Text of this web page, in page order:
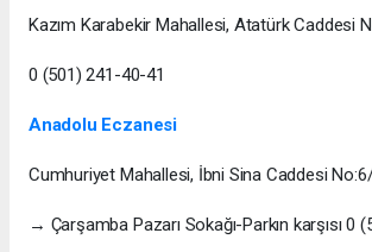
Kazım Karabekir Mahallesi, Atatürk Caddesi
0 (501) 241-40-41
Anadolu Eczanesi
Cumhuriyet Mahallesi, İbni Sina Caddesi
→ Çarşamba Pazarı Sokağı-Parkın karşısı 0